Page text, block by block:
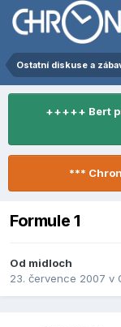
Ostatní diskuse a
+++++ Bert
***
Formule 1
Od midloch
23. července 2007 v